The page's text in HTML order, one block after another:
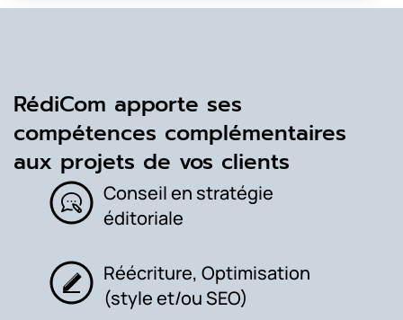
RédiCom apporte ses
compétences complémentaires
aux projets de vos clients
Conseil en stratégie
éditoriale
Réécriture, Optimisation
(style et/ou SEO)